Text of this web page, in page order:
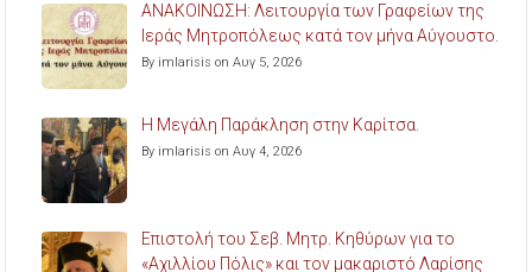
ΑΝΑΚΟΙΝΩΣΗ: Λειτουργία των Γραφείων της
Ιεράς Μητροπόλεως κατά τον μήνα Αύγουστο.
By imlarisis on Αυγ 5, 2026
Η Μεγάλη Παράκληση στην Καρίτσα.
By imlarisis on Αυγ 4, 2026
Επιστολή του Σεβ. Μητρ. Κηθύρων για το
«Αχιλλίου Πόλις» και τον μακαριστό Λαρίσης